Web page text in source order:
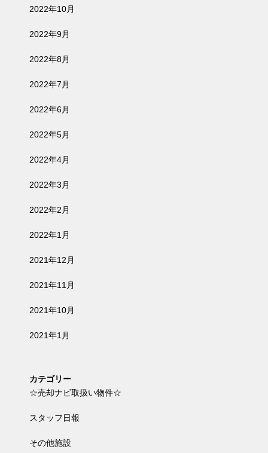
2022年10月
2022年9月
2022年8月
2022年7月
2022年6月
2022年5月
2022年4月
2022年3月
2022年2月
2022年1月
2021年12月
2021年11月
2021年10月
2021年1月
カテゴリー
☆売却ナビ取扱い物件☆
スタッフ日報
その他施設